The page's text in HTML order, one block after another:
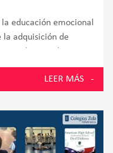
educación emocional
la adquisición de
Zola Villafranca,
y muy próximo a
LEER MÁS